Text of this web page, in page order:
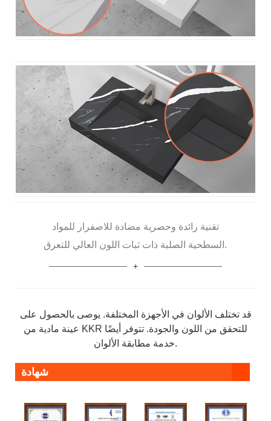
تقنية رائدة وحصرية مضادة للاصفرار للمواد
السطحية الصلبة ذات ثبات اللون العالي للتعرق.
قد تختلف الألوان في الأجهزة المختلفة. يوصى بالحصول على
عينة مادية من KKR للتحقق من اللون والجودة. تتوفر أيضًا
خدمة مطابقة الألوان.
شهادة